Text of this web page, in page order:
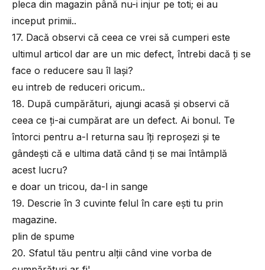
pleca din magazin până nu-i injur pe toti; ei au
inceput primii..
17. Dacă observi că ceea ce vrei să cumperi este
ultimul articol dar are un mic defect, întrebi dacă ţi se
face o reducere sau îl laşi?
eu intreb de reduceri oricum..
18. După cumpărături, ajungi acasă şi observi că
ceea ce ţi-ai cumpărat are un defect. Ai bonul. Te
întorci pentru a-l returna sau îţi reproşezi şi te
gândeşti că e ultima dată când ţi se mai întâmplă
acest lucru?
e doar un tricou, da-l in sange
19. Descrie în 3 cuvinte felul în care eşti tu prin
magazine.
plin de spume
20. Sfatul tău pentru alţii când vine vorba de